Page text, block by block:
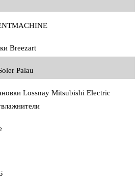
Breezart
Palau
Lossnay Mitsubishi Electric